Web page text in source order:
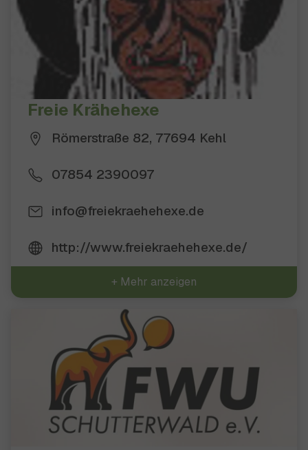
Freie Krähehexe
Römerstraße 82, 77694 Kehl
07854 2390097
info@freiekraehehexe.de
http://www.freiekraehehexe.de/
+ Mehr anzeigen